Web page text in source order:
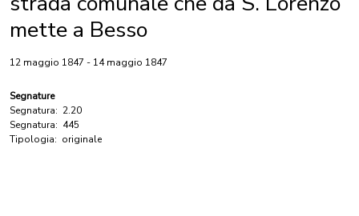
mette a Besso
12 maggio 1847 - 14 maggio 1847
Segnature
Segnatura: 2.20
Segnatura: 445
Tipologia: originale